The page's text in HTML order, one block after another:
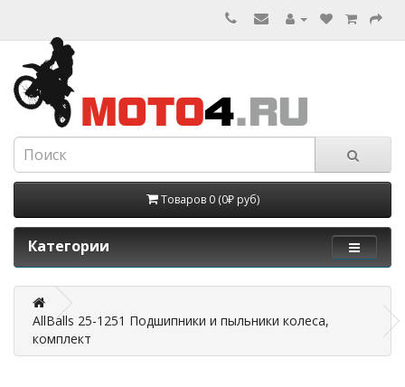
Товаров 0 (0₽ руб)
Категории
AllBalls 25-1251 Подшипники и пыльники колеса,
комплект